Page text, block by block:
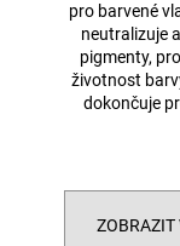
pro barvené
neutralizuje
pigmenty,
životnost
dokončuje
ZOBRAZIT